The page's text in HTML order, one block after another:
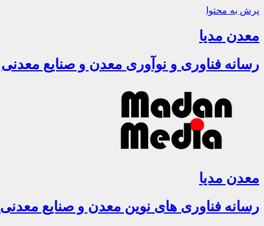
پرش به محتوا
معدن مدیا
رسانه فناوری و نوآوری معدن و صنایع معدنی
معدن مدیا
رسانه فناوری های نوین معدن و صنایع معدنی